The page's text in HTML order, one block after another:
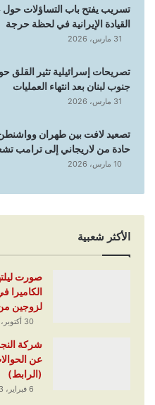
تسريب يفتح باب التساؤلات
القيادة الإيرانية في لحظة حرجة
31 مارس، 2026
تصريحات إسرائيلية تثير القلق
جنوب لبنان بعد انتهاء العمليات
31 مارس، 2026
تصعيد لافت بين طهران
حادة من لاريجاني إلى ترامب
10 مارس، 2026
الأكثر شعبية
صورت
الكاميرا
لزوجين
30 أكتوبر، 2022
شركة
عن
(الرابط)
6 فبراير، 2023